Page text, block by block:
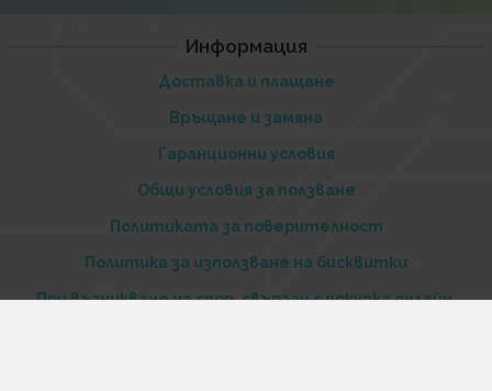
Информация
Доставка и плащане
Връщане и замяна
Гаранционни условия
Общи условия за ползване
Политиката за поверителност
Политика за използване на бисквитки
При възникване на спор, свързан с покупка онлайн,